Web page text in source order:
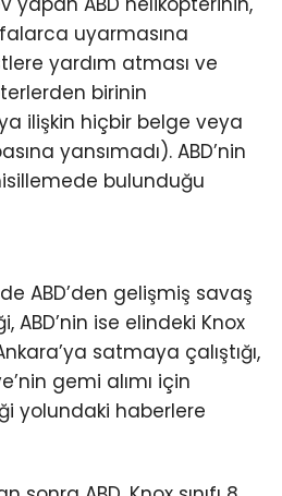
uyarmasına
yardım atması ve
birinin
ilişkin hiçbir belge veya
yansımadı). ABD’nin
bulunduğu
ABD’den gelişmiş savaş
ise elindeki Knox
satmaya çalıştığı,
gemi alımı için
yolundaki haberlere